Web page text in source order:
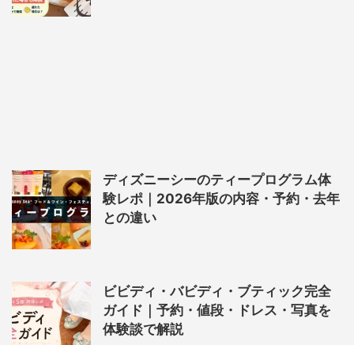
ディズニーシーのティープログラム体
験レポ｜2026年版の内容・予約・去年
との違い
ビビディ・バビディ・ブティック完全
ガイド｜予約・値段・ドレス・写真を
体験談で解説